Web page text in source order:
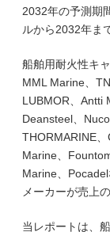
2032年の予測期
ルから2032年ま
船舶用耐火性キ
MML Marine、
LUBMOR、Antti
Deansteel、
THORMARINE
Marine、
Marine、
メーカーが売上
当レポートは、